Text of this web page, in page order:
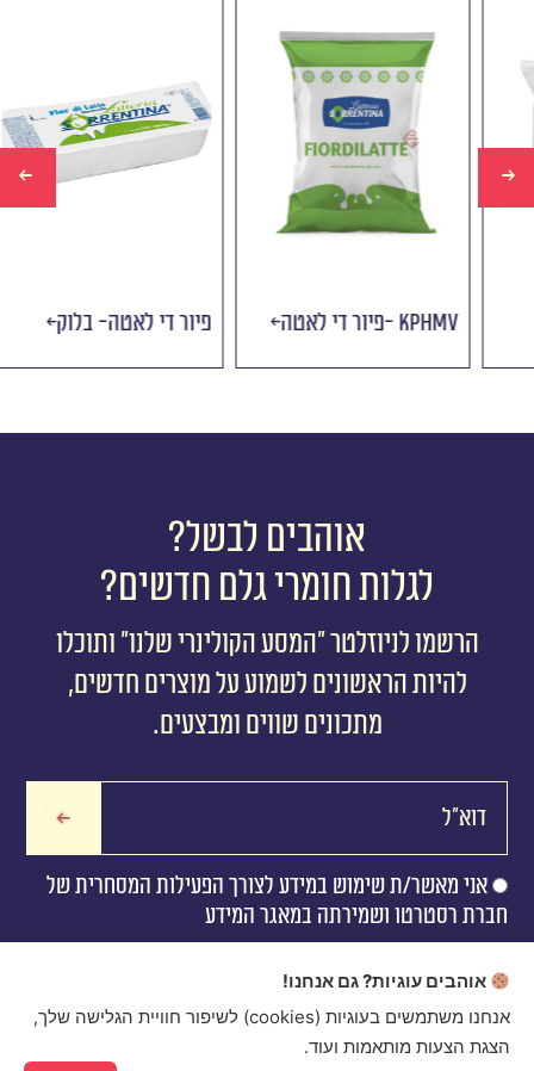
פיור די לאטה- kphmv מוצרלה 70-30
אוהבים לבשל?
לגלות חומרי גלם חדשים?
הרשמו לניוזלטר ״המסע הקולינרי שלנו״ ותוכלו
להיות הראשונים לשמוע על מוצרים חדשים,
מתכונים שווים ומבצעים.
אני מאשר/ת שימוש במידע לצורך הפעילות המסחרית של
חברת רסטרטו ושמירתה במאגר המידע
אוהבים עוגיות? גם אנחנו!
אנחנו משתמשים בעוגיות (cookies) לשיפור חוויית הגלישה שלך,
הצגת הצעות מותאמות ועוד.